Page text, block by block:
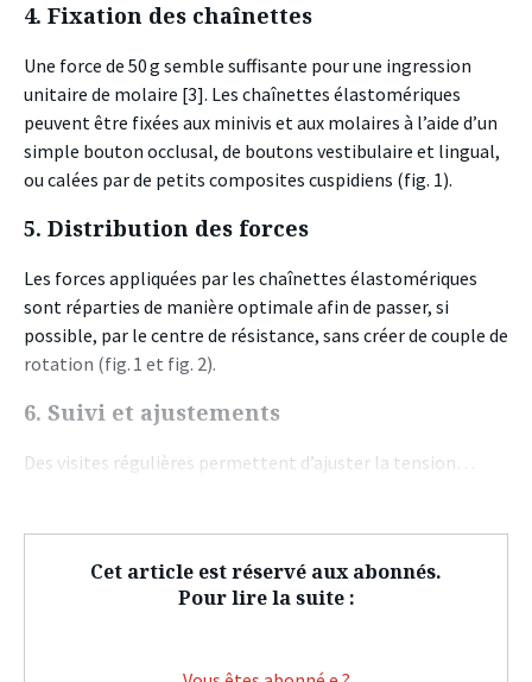
4. Fixation des chaînettes
Une force de 50 g semble suffisante pour une ingression
unitaire de molaire [3]. Les chaînettes élastomériques
peuvent être fixées aux minivis et aux molaires à l’aide d’un
simple bouton occlusal, de boutons vestibulaire et lingual,
ou calées par de petits composites cuspidiens (fig. 1).
5. Distribution des forces
Les forces appliquées par les chaînettes élastomériques
sont réparties de manière optimale afin de passer, si
possible, par le centre de résistance, sans créer de couple de
rotation (fig. 1 et fig. 2).
6. Suivi et ajustements
Des visites régulières permettent d’ajuster la tension…
Cet article est réservé aux abonnés.
Pour lire la suite :